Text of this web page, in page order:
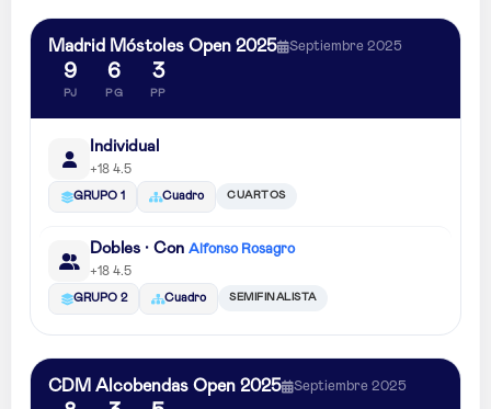
Madrid Móstoles Open 2025 Septiembre 2025
9
PJ
6
PG
3
PP
Individual
+18 4.5
GRUPO 1 Cuadro CUARTOS
Dobles · Con Alfonso Rosagro
+18 4.5
GRUPO 2 Cuadro SEMIFINALISTA
CDM Alcobendas Open 2025 Septiembre 2025